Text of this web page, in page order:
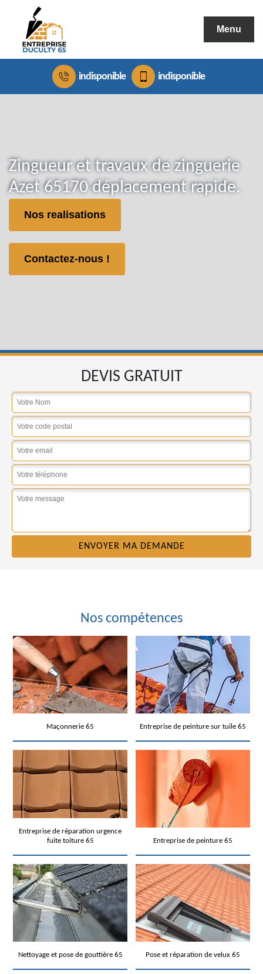
Menu
indisponible indisponible
Zingueur et travaux de zinguerie
Azet 65170 déplacement rapide.
Nos realisations
Contactez-nous !
DEVIS GRATUIT
Nos compétences
Maçonnerie 65 Entreprise de peinture sur tuile 65
Entreprise de réparation urgence
fuite toiture 65
Entreprise de peinture 65
Nettoyage et pose de gouttière 65 Pose et réparation de velux 65